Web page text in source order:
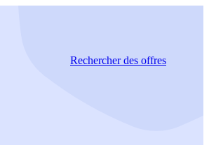
Rechercherdes offres